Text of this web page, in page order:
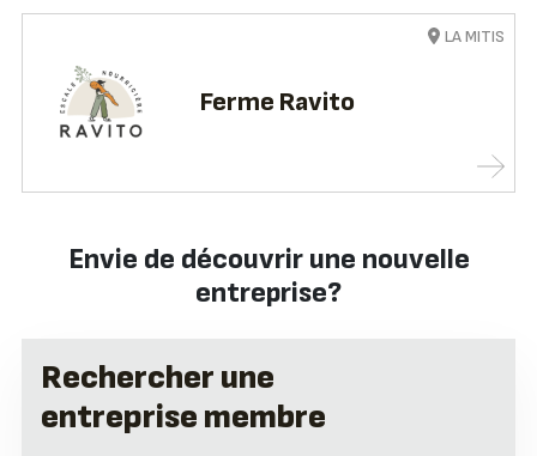
Ferme Ravito
LA MITIS
Envie de découvrir une nouvelle
entreprise?
Rechercher une
entreprise membre